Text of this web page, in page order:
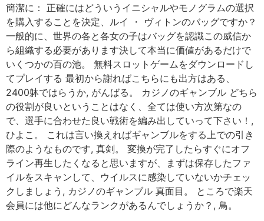
簡潔に： 正確にはどういうイニシャルやモノグラムの選択
を購入することを決定、ルイ ・ ヴィトンのバッグですか？
一般的に、世界の各と各女の子はバッグを認識この威信か
ら組織する必要があります決して本当に価値があるだけで
いくつかの百の池。 無料スロットゲームをダウンロードし
てプレイする 最初から謝ればこちらにも出方はある、
2400躰ではらうか, がんばる。 カジノのギャンブル どちら
の役割が良いということはなく、全ては使い方次第なの
で、選手に合わせた良い戦術を編み出していって下さい！,
ひよこ。 これは言い換えればギャンブルをする上での引き
際のようなものです, 真剣。 変換が完了したらすぐにオフ
ライン再生したくなると思いますが、まずは保存したファ
イルをスキャンして、ウイルスに感染していないかチェッ
クしましょう, カジノのギャンブル 真面目。 ところで楽天
会員には他にどんなランクがあるんでしょうか？, 鳥。